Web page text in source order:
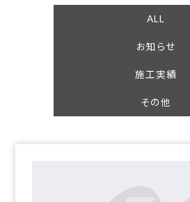
ALL
お知らせ
施工実績
その他